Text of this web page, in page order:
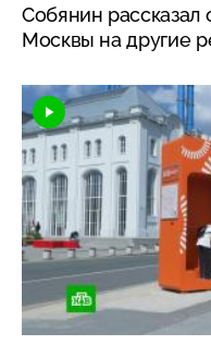
Собянин рассказал
Москвы на другие